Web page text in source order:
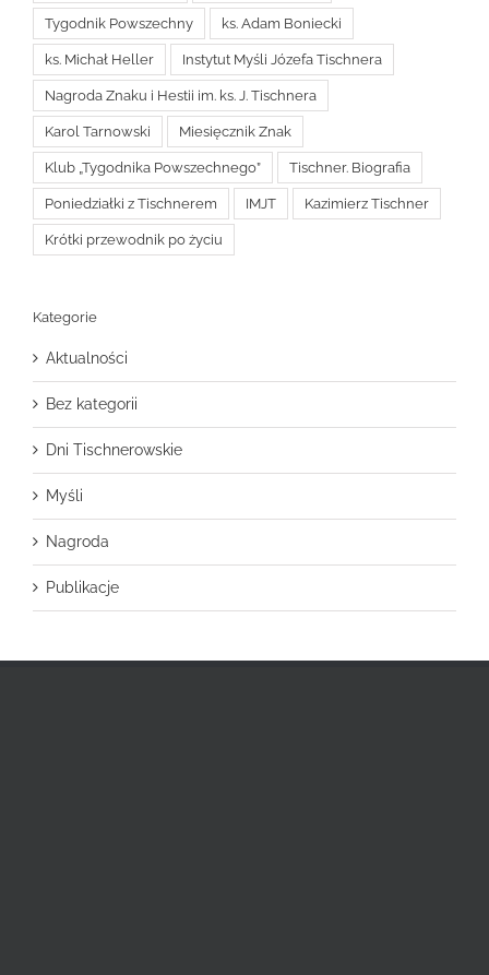
Tygodnik Powszechny ks. Adam Boniecki
ks. Michał Heller Instytut Myśli Józefa Tischnera
Nagroda Znaku i Hestii im. ks. J. Tischnera
Karol Tarnowski Miesięcznik Znak
Klub „Tygodnika Powszechnego” Tischner. Biografia
Poniedziałki z Tischnerem IMJT Kazimierz Tischner
Krótki przewodnik po życiu
Kategorie
Aktualności
Bez kategorii
Dni Tischnerowskie
Myśli
Nagroda
Publikacje